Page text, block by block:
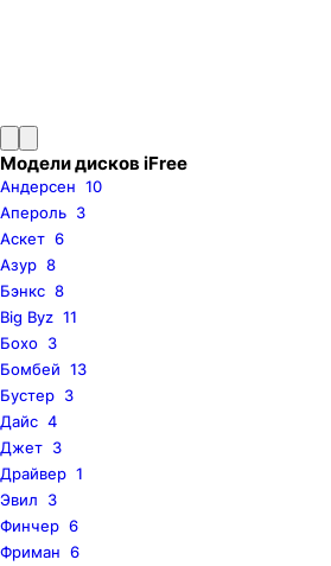
Модели дисков iFree
Андерсен 10
Апероль 3
Аскет 6
Азур 8
Бэнкс 8
Big Byz 11
Бохо 3
Бомбей 13
Бустер 3
Дайс 4
Джет 3
Драйвер 1
Эвил
3
Финчер 6
Фриман 6